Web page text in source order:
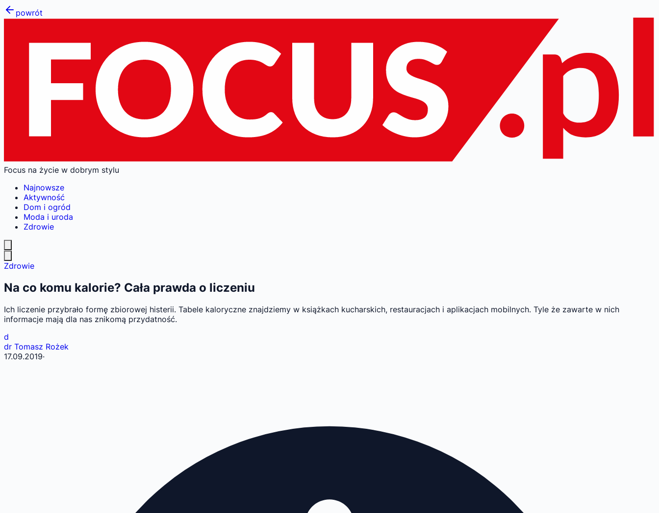
powrót
Focus na życie w dobrym stylu
Najnowsze
Aktywność
Dom i ogród
Moda i uroda
Zdrowie
Zdrowie
Na co komu kalorie? Cała prawda o liczeniu
Ich liczenie przybrało formę zbiorowej histerii. Tabele kaloryczne znajdziemy w książkach kucharskich, restauracjach i aplikacjach mobilnych. Tyle że zawarte w nich
informacje mają dla nas znikomą przydatność.
d
dr Tomasz Rożek
17.09.2019·